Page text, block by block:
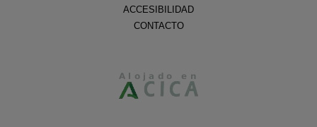
ACCESIBILIDAD
CONTACTO